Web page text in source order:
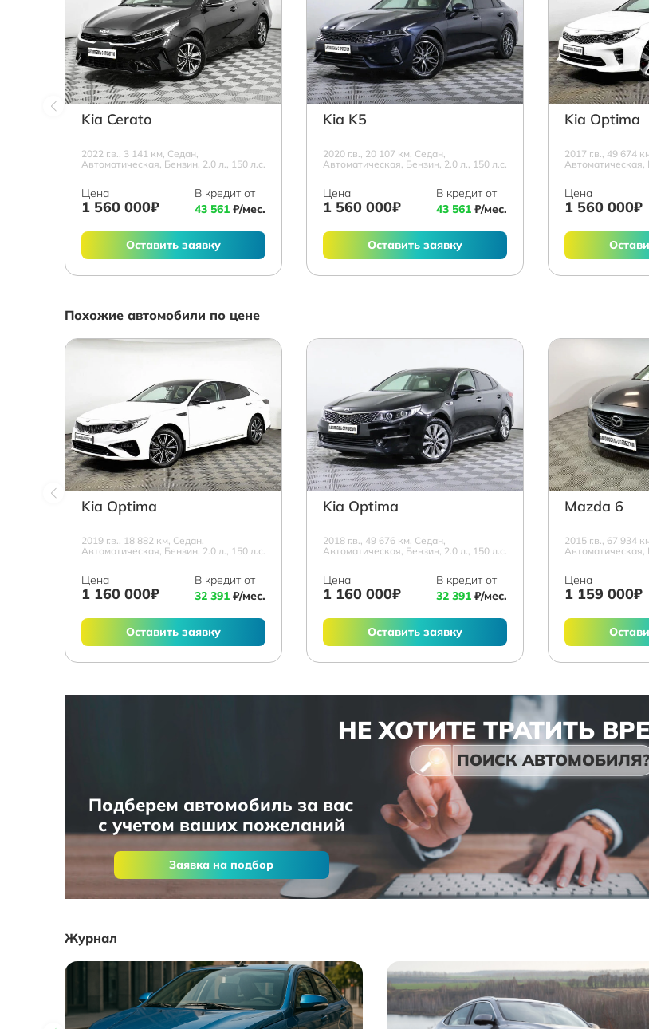
Kia Cerato
2022 г.в., 3 141 км, Седан,
Автоматическая, Бензин, 2.0 л., 150 л.с.
Цена
1 560 000₽
В кредит от
43 561 ₽/мес.
Оставить заявку
Kia K5
2020 г.в., 20 107 км, Седан,
Автоматическая, Бензин, 2.0 л., 150 л.с.
Цена
1 560 000₽
В кредит от
43 561 ₽/мес.
Оставить заявку
Kia Optima
2017 г.в., 49 674
Автоматическая,
Цена
1 560 000₽
Похожие автомобили по цене
Kia Optima
2019 г.в., 18 882 км, Седан,
Автоматическая, Бензин, 2.0 л., 150 л.с.
Цена
1 160 000₽
В кредит от
32 391 ₽/мес.
Оставить заявку
Kia Optima
2018 г.в., 49 676 км, Седан,
Автоматическая, Бензин, 2.0 л., 150 л.с.
Цена
1 160 000₽
В кредит от
32 391 ₽/мес.
Оставить заявку
Mazda 6
2015 г.в., 67 934
Автоматическая,
Цена
1 159 000₽
НЕ ХОТИТЕ ТРАТИТЬ
ПОИСК
Подберем автомобиль за вас
с учетом ваших пожеланий
Заявка на подбор
Журнал